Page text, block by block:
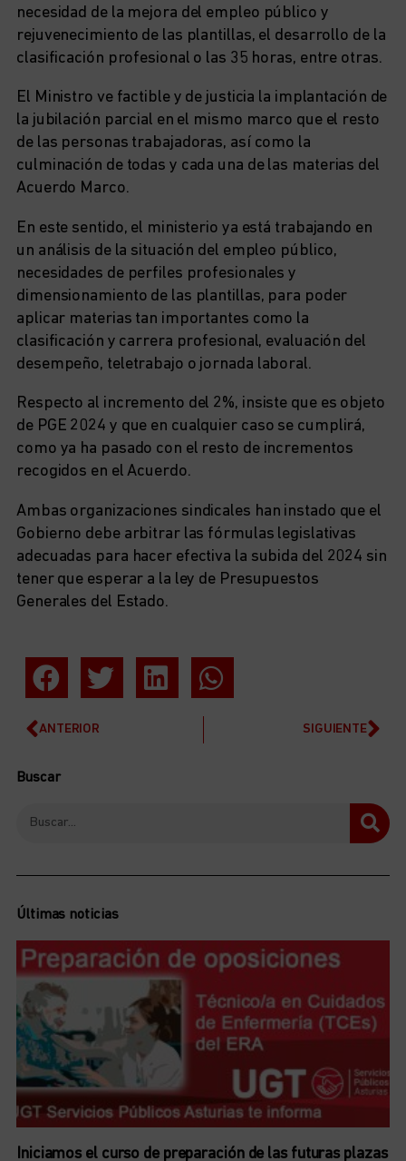
necesidad de la mejora del empleo público y
rejuvenecimiento de las plantillas, el desarrollo de la
clasificación profesional o las 35 horas, entre otras.
El Ministro ve factible y de justicia la implantación de
la jubilación parcial en el mismo marco que el resto
de las personas trabajadoras, así como la
culminación de todas y cada una de las materias del
Acuerdo Marco.
En este sentido, el ministerio ya está trabajando en
un análisis de la situación del empleo público,
necesidades de perfiles profesionales y
dimensionamiento de las plantillas, para poder
aplicar materias tan importantes como la
clasificación y carrera profesional, evaluación del
desempeño, teletrabajo o jornada laboral.
Respecto al incremento del 2%, insiste que es objeto
de PGE 2024 y que en cualquier caso se cumplirá,
como ya ha pasado con el resto de incrementos
recogidos en el Acuerdo.
Ambas organizaciones sindicales han instado que el
Gobierno debe arbitrar las fórmulas legislativas
adecuadas para hacer efectiva la subida del 2024 sin
tener que esperar a la ley de Presupuestos
Generales del Estado.
ANTERIOR SIGUIENTE
Buscar
Últimas noticias
Iniciamos el curso de preparación de las futuras plazas